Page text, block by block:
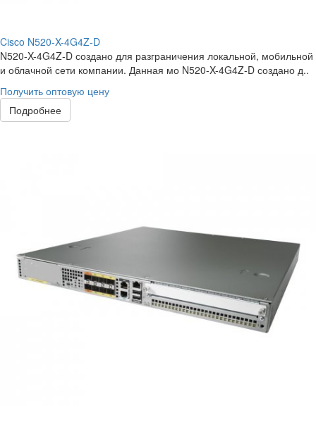
Cisco N520-X-4G4Z-D
N520-X-4G4Z-D создано для разграничения локальной, мобильной
и облачной сети компании. Данная мо N520-X-4G4Z-D создано д..
Получить оптовую цену
Подробнее